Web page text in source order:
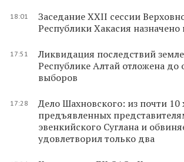
18:01
Заседание XXII сессии
Республики Хакасия назначено
17:51
Ликвидация последствий
Республике Алтай отложена до
выборов
17:28
Дело Шахновского: из почти 10
предъявленных
эвенкийского Суглана и
удовлетворил только два